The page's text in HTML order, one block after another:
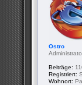
Ostro
Beiträge:
Registriert:
Wohnort: